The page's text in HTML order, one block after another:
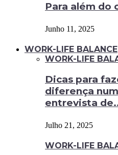
Para além do
Junho 11, 2025
WORK-LIFE BALANCE
WORK-LIFE
Dicas para
diferença
entrevista
Julho 21, 2025
WORK-LIFE